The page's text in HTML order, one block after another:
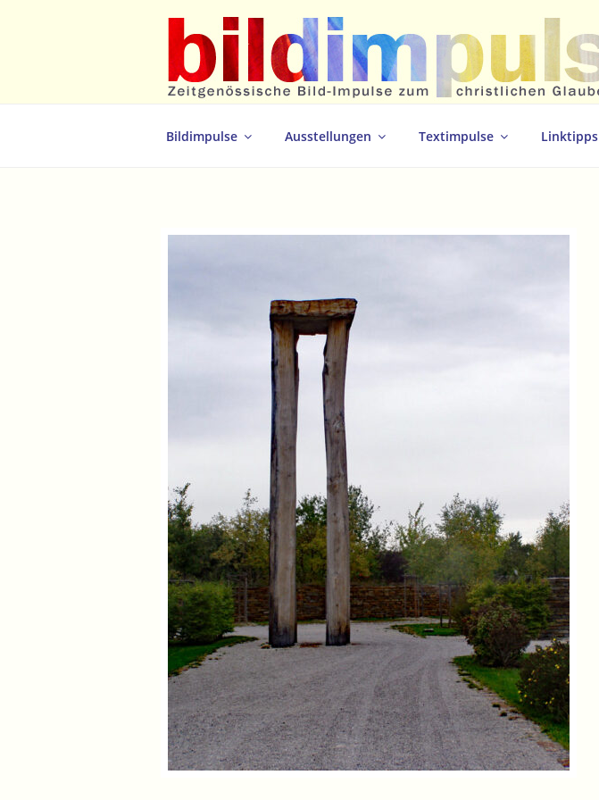
Bildimpulse Ausstellungen Textimpulse Linktipps